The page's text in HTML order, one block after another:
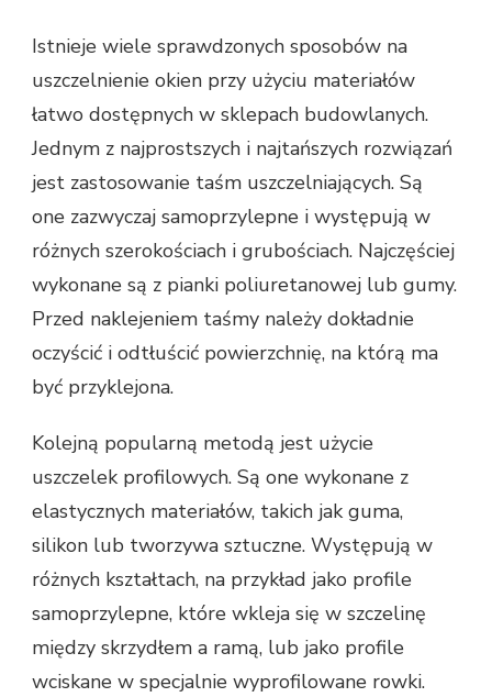
Istnieje wiele sprawdzonych sposobów na
uszczelnienie okien przy użyciu materiałów
łatwo dostępnych w sklepach budowlanych.
Jednym z najprostszych i najtańszych rozwiązań
jest zastosowanie taśm uszczelniających. Są
one zazwyczaj samoprzylepne i występują w
różnych szerokościach i grubościach. Najczęściej
wykonane są z pianki poliuretanowej lub gumy.
Przed naklejeniem taśmy należy dokładnie
oczyścić i odtłuścić powierzchnię, na którą ma
być przyklejona.
Kolejną popularną metodą jest użycie
uszczelek profilowych. Są one wykonane z
elastycznych materiałów, takich jak guma,
silikon lub tworzywa sztuczne. Występują w
różnych kształtach, na przykład jako profile
samoprzylepne, które wkleja się w szczelinę
między skrzydłem a ramą, lub jako profile
wciskane w specjalnie wyprofilowane rowki.